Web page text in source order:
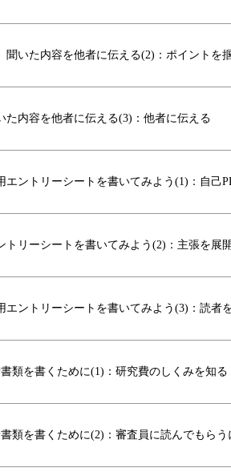
聞いた内容を他者に伝える(2)：ポイントを
た内容を他者に伝える(3)：他者に伝える
エントリーシートを書いてみよう(1)：自己
トリーシートを書いてみよう(2)：主張を展
エントリーシートを書いてみよう(3)：読者
類を書くために(1)：研究費のしくみを知る
類を書くために(2)：審査員に読んでもらう